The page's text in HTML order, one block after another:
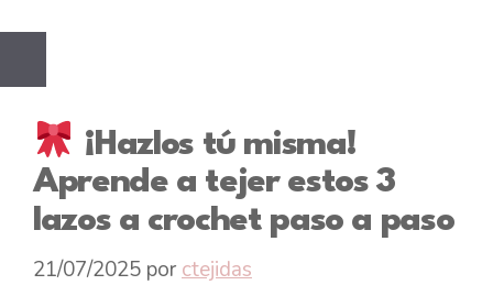
¡Hazlos tú misma!
Aprende a tejer estos 3
lazos a crochet paso a paso
21/07/2025 por ctejidas